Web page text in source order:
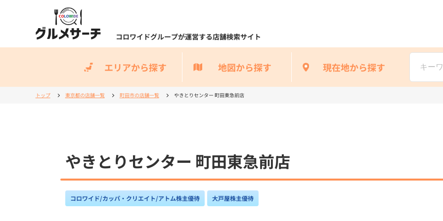
コロワイドグループが運営する店舗検索サイト
エリアから探す 地図から探す 現在地から探す
トップ 東京都の店舗一覧 町田市の店舗一覧 やきとりセンター 町田東急前店
やきとりセンター 町田東急前店
コロワイド/カッパ・クリエイト/アトム株主優待 大戸屋株主優待